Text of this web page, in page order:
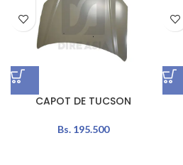
CAPOT DE TUCSON
Bs.195.500